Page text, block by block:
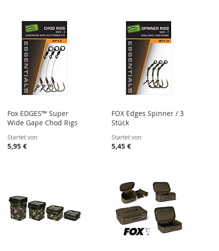
Fox EDGES™ Super
Wide Gape Chod Rigs
Startet von
5,95 €
FOX Edges Spinner / 3
Stück
Startet von
5,45 €